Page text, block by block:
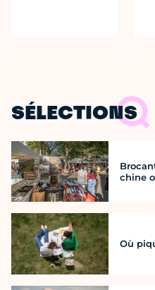
SÉLECTIONS
chine
Où